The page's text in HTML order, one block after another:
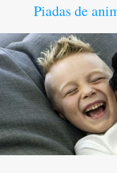
Piadas de